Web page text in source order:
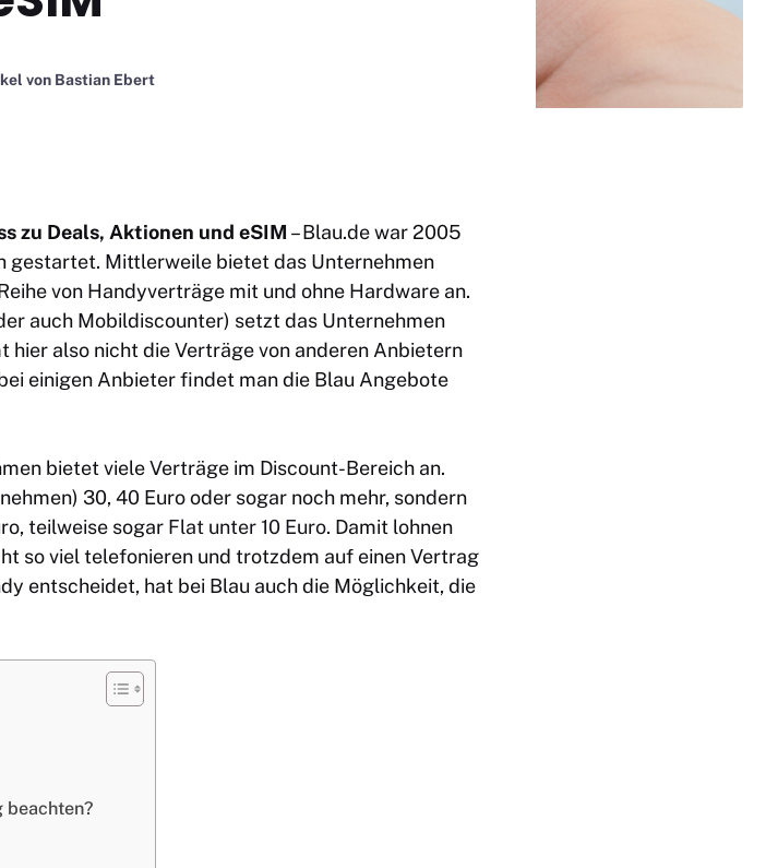
von Bastian Ebert
zu Deals, Aktionen und eSIM – Blau.de war 2005
gestartet. Mittlerweile bietet das Unternehmen
von Handyverträge mit und ohne Hardware an.
auch Mobildiscounter) setzt das Unternehmen
hier also nicht die Verträge von anderen Anbietern
einigen Anbieter findet man die Blau Angebote
bietet viele Verträge im Discount-Bereich an.
30, 40 Euro oder sogar noch mehr, sondern
teilweise sogar Flat unter 10 Euro. Damit lohnen
so viel telefonieren und trotzdem auf einen Vertrag
entscheidet, hat bei Blau auch die Möglichkeit, die
beachten?